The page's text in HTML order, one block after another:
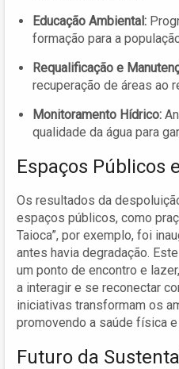
Educação Ambiental:
formação para a
Requalificação e
recuperação de áreas ao
Monitoramento Hídrico:
qualidade da água para
Espaços Públicos
Os resultados da
espaços públicos, como
Taioca”, por exemplo, foi
antes havia degradação.
um ponto de encontro e
a interagir e se reconectar
iniciativas transformam os
promovendo a saúde física
Futuro da